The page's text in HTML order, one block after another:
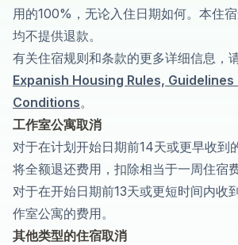
用的100%，无论入住日期如何。本住
均不提供退款。
有关住宿规则和条款的更多详细信息，
Expanish Housing Rules, Guidelines
Conditions。
工作室公寓取消
对于在计划开始日期前14天或更早收到
将全额退还费用，扣除相当于一周住宿
对于在开始日期前13天或更短时间内收
作室公寓的费用。
其他类型的住宿取消